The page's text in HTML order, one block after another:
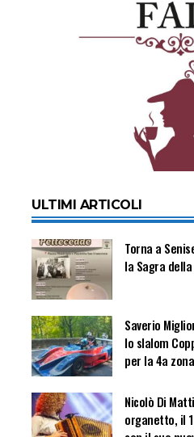
ULTIMI ARTICOLI
Torna a
la Sagra
Saverio
lo slalom
per la 4a
Nicolò Di
organetto, il